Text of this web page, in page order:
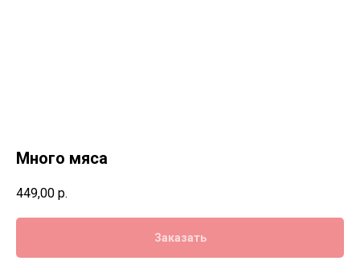
Много мяса
449,00 р.
Заказать